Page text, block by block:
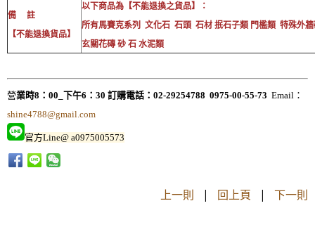
備 註
【不能退換貨品】
以下商品為【不能退換之貨品】：
所有馬賽克系列 文化石 石頭 石材 抿石子類 門檻類 特殊外
玄關花磚 砂 石 水泥類
營業時8：00_下午6：30 訂購電話：02-29254788 0975-00-55-73 Email：
shine4788@gmail.com
官方Line@ a0975005573
上一則 | 回上頁 | 下一則